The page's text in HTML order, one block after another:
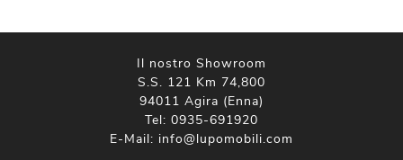
Il nostro Showroom
S.S. 121 Km 74,800
94011 Agira (Enna)
Tel: 0935-691920
E-Mail: info@lupomobili.com